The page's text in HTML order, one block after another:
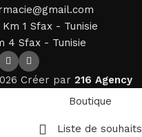
1 Sfax - Tunisie
4 Sfax - Tunisie
Créer par 216 Agency
Boutique
Liste de souhaits